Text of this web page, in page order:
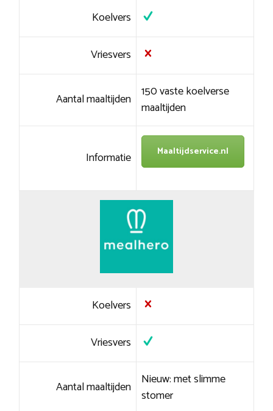
Koelvers
Vriesvers
Aantal maaltijden 150 vaste koelverse
maaltijden
Informatie Maaltijdservice.nl
Koelvers
Vriesvers
Aantal maaltijden Nieuw: met slimme
stomer